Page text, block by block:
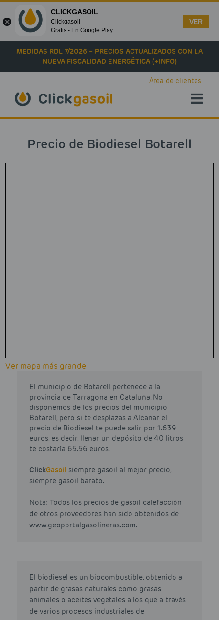
Skip to main content
MEDIDAS RDL 7/2026 – PRECIOS ACTUALIZADOS CON LA
NUEVA FISCALIDAD ENERGÉTICA (+INFO)
Área de clientes
Precio de Biodiesel Botarell
Ver mapa más grande
El municipio de Botarell pertenece a la
provincia de Tarragona en Cataluña. No
disponemos de los precios del municipio
Botarell, pero si te desplazas a Alcanar el
precio de Biodiesel te puede salir por 1.639
euros, es decir, llenar un depósito de 40 litros
te costaría 65.56 euros.
ClickGasoil siempre gasoil al mejor precio,
siempre gasoil barato.
Nota: Todos los precios de gasoil calefacción
de otros proveedores han sido obtenidos de
www.geoportalgasolineras.com.
El biodiesel es un biocombustible, obtenido a
partir de grasas naturales como grasas
animales o aceites vegetales a los que a través
de varios procesos industriales de
CLICKGASOIL
Clickgasoil
Gratis - En Google Play
VER